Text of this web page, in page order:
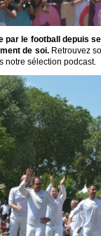
par le football depuis
de soi.Retrouvez
notre sélection podcast.